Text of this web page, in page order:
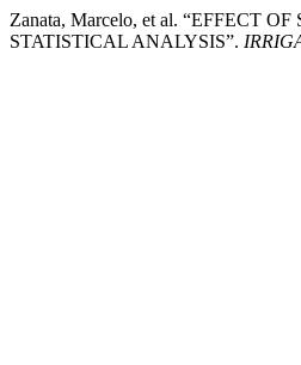
Zanata, Marcelo, et al. “EFFECT
STATISTICAL ANALYSIS”.